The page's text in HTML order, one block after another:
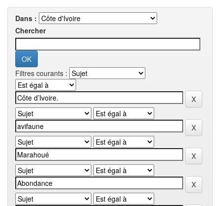
Dans :
Chercher
Filtres courants :